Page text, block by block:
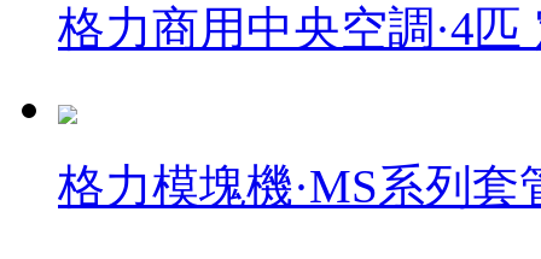
格力商用中央空調·4匹
格力模塊機·MS系列